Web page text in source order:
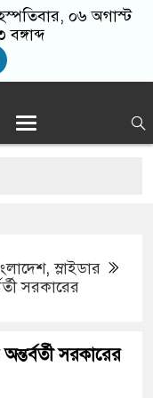
০৬ অগাস্ট
,স্লাইডার
সরকারের
সরকারের